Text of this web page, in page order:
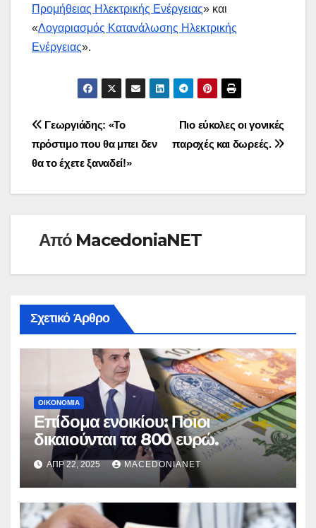
Προμήθειας Ηλεκτρικής Ενέργειας» και
«Λογαριασμός Κατανάλωσης Ηλεκτρικής
Ενέργειας».
Πλοήγηση
άρθρων
Πιο εύκολες οι γονικές
παροχές και δωρεές.
Γεωργιάδης: «Το
πρόστιμο που θα μπει δεν
θα το έχετε ξαναδεί!»
Από MacedoniaNET
Σχετικό Άρθρο
ΟΙΚΟΝΟΜΊΑ
Επίδομα ενοικίου: Ποιοι
δικαιούνται τα 800 ευρώ.
ΑΠΡ 22, 2025 MACEDONIANET